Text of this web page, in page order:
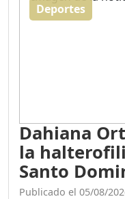
Deportes
Dahiana
la
Santo
Publicado el 05/08/